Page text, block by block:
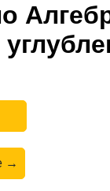
→